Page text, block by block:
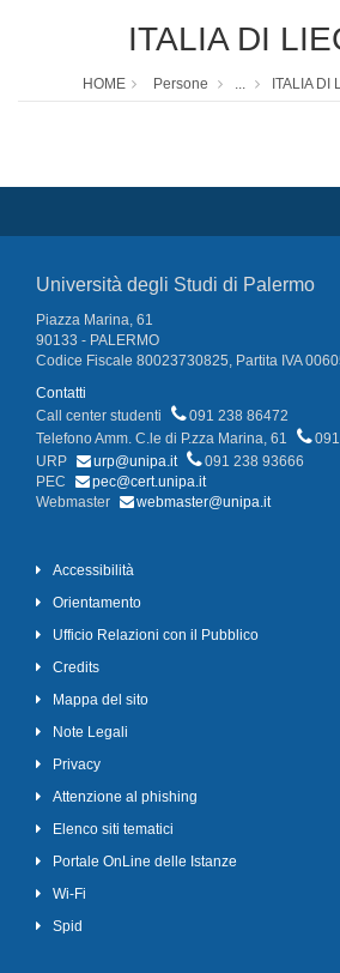
ITALIA DI
HOME Persone ... ITALIA DI
Università degli Studi di Palermo
Piazza Marina, 61
90133 - PALERMO
Codice Fiscale 80023730825, Partita IVA
Contatti
Call center studenti
091 238 86472
Telefono Amm. C.le di P.zza Marina, 61
URP
urp@unipa.it
091 238 93666
PEC
pec@cert.unipa.it
Webmaster
webmaster@unipa.it
Accessibilità
Orientamento
Ufficio Relazioni con il Pubblico
Credits
Mappa del sito
Note Legali
Privacy
Attenzione al phishing
Elenco siti tematici
Portale OnLine delle Istanze
Wi-Fi
Spid